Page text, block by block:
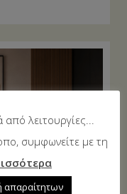
λειτουργίες...
συμφωνείτε με τη
απαραίτητων